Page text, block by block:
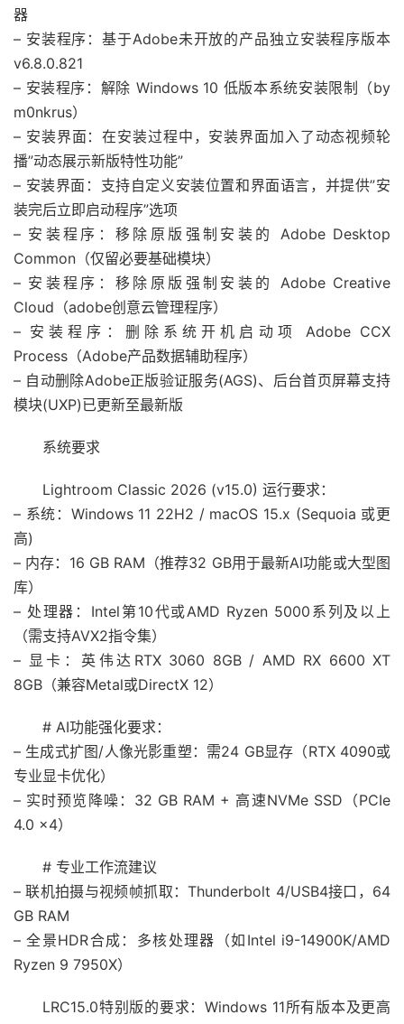
器
– 安装程序：基于Adob​​e未开放的产品独立安装程序版本
v6.8.0.821
– 安装程序：解除 Windows 10 低版本系统安装限制（by
m0nkrus）
– 安装界面：在安装过程中，安装界面加入了动态视频轮
播”动态展示新版特性功能”
– 安装界面：支持自定义安装位置和界面语言，并提供”安
装完后立即启动程序”选项
– 安装程序：移除原版强制安装的 Adobe Desktop
Common（仅留必要基础模块）
– 安装程序：移除原版强制安装的 Adobe Creative
Cloud（adobe创意云管理程序）
– 安装程序：删除系统开机启动项 Adob​​e CCX
Process（Adobe产品数据辅助程序）
– 自动删除Adobe正版验证服务(AGS)、后台首页屏幕支持
模块(UXP)已更新至最新版
系统要求
Lightroom Classic 2026 (v15.0) 运行要求：
– 系统：Windows 11 22H2 / macOS 15.x (Sequoia 或更
高)
– 内存：16 GB RAM（推荐32 GB用于最新AI功能或大型图
库）
– 处理器：Intel第10代或AMD Ryzen 5000系列及以上
（需支持AVX2指令集）
– 显卡：英伟达RTX 3060 8GB / AMD RX 6600 XT
8GB（兼容Metal或DirectX 12）
# AI功能强化要求：
– 生成式扩图/人像光影重塑：需24 GB显存（RTX 4090或
专业显卡优化）
– 实时预览降噪：32 GB RAM + 高速NVMe SSD（PCIe
4.0 x4）
# 专业工作流建议
– 联机拍摄与视频帧抓取：Thunderbolt 4/USB4接口，64
GB RAM
– 全景HDR合成：多核处理器（如Intel i9-14900K/AMD
Ryzen 9 7950X）
LRC15.0特别版的要求：Windows 11所有版本及更高